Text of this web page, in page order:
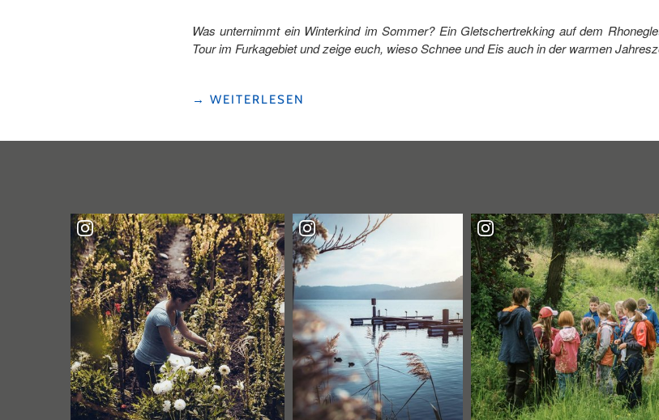
Was unternimmt ein Winterkind im Sommer? Ein Gletschertrekking auf dem
Tour im Furkagebiet und zeige euch, wieso Schnee und Eis auch in der warmen
"EISZEIT
→ WEITERLESEN